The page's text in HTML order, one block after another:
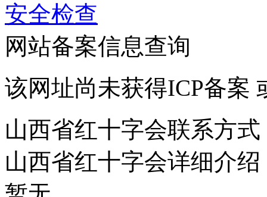
安全检查
网站备案信息查询
该网址尚未获得ICP备案
山西省红十字会联系方式
山西省红十字会详细介绍